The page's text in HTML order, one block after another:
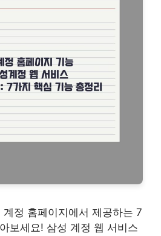
정 홈페이지에서 제공하는 7
보세요! 삼성 계정 웹 서비스